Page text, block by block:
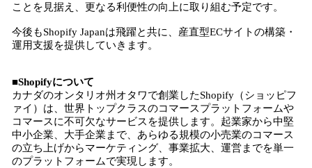
ことを見据え、更なる利便性の向上に取り組む予定です。
今後もShopify Japanは飛躍と共に、産直型ECサイトの構築・
運用支援を提供していきます。
■Shopifyについて
カナダのオンタリオ州オタワで創業したShopify（ショッピフ
ァイ）は、世界トップクラスのコマースプラットフォームや
コマースに不可欠なサービスを提供します。起業家から中堅
中小企業、大手企業まで、あらゆる規模の小売業のコマース
の立ち上げからマーケティング、事業拡大、運営までを単一
のプラットフォームで実現します。